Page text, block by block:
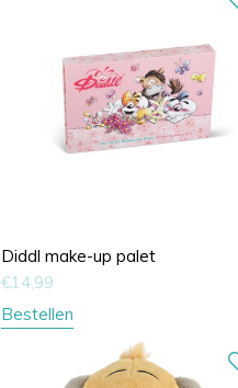
Diddl make-up palet
€14,99
Bestellen